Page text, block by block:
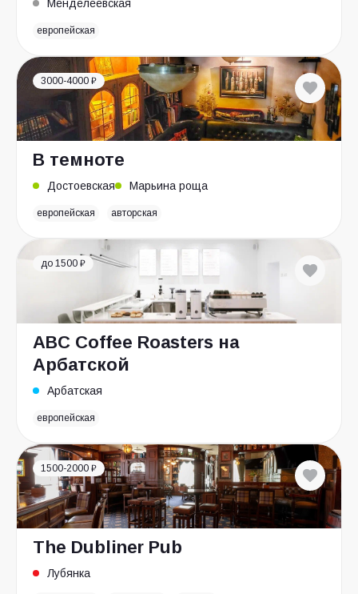
Менделеевская
европейская
3000-4000 ₽
В темноте
Достоевская Марьина роща
европейская авторская
до 1500 ₽
ABC Coffee Roasters на
Арбатской
Арбатская
европейская
1500-2000 ₽
The Dubliner Pub
Лубянка